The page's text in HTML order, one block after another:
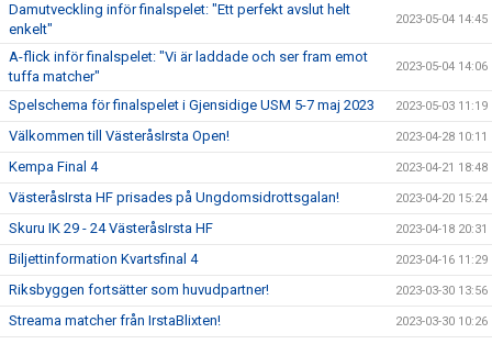
Damutveckling inför finalspelet: "Ett perfekt avslut helt
enkelt"
2023-05-04 14:45
A-flick inför finalspelet: "Vi är laddade och ser fram emot
tuffa matcher"
2023-05-04 14:06
Spelschema för finalspelet i Gjensidige USM 5-7 maj 2023 2023-05-03 11:19
Välkommen till VästeråsIrsta Open! 2023-04-28 10:11
Kempa Final 4 2023-04-21 18:48
VästeråsIrsta HF prisades på Ungdomsidrottsgalan! 2023-04-20 15:24
Skuru IK 29 - 24 VästeråsIrsta HF 2023-04-18 20:31
Biljettinformation Kvartsfinal 4 2023-04-16 11:29
Riksbyggen fortsätter som huvudpartner! 2023-03-30 13:56
Streama matcher från IrstaBlixten! 2023-03-30 10:26